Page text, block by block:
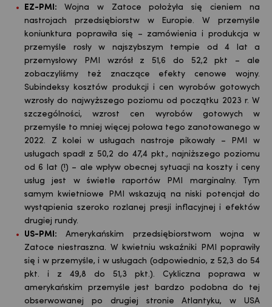
EZ-PMI: Wojna w Zatoce położyła się cieniem na
nastrojach przedsiębiorstw w Europie. W przemyśle
koniunktura poprawiła się – zamówienia i produkcja w
przemyśle rosły w najszybszym tempie od 4 lat a
przemysłowy PMI wzrósł z 51,6 do 52,2 pkt – ale
zobaczyliśmy też znaczące efekty cenowe wojny.
Subindeksy kosztów produkcji i cen wyrobów gotowych
wzrosły do najwyższego poziomu od początku 2023 r. W
szczególności, wzrost cen wyrobów gotowych w
przemyśle to mniej więcej połowa tego zanotowanego w
2022. Z kolei w usługach nastroje pikowały – PMI w
usługach spadł z 50,2 do 47,4 pkt., najniższego poziomu
od 6 lat (!) – ale wpływ obecnej sytuacji na koszty i ceny
usług jest w świetle raportów PMI marginalny. Tym
samym kwietniowe PMI wskazują na niski potencjał do
wystąpienia szeroko rozlanej presji inflacyjnej i efektów
drugiej rundy.
US-PMI: Amerykańskim przedsiębiorstwom wojna w
Zatoce niestraszna. W kwietniu wskaźniki PMI poprawiły
się i w przemyśle, i w usługach (odpowiednio, z 52,3 do 54
pkt. i z 49,8 do 51,3 pkt.). Cykliczna poprawa w
amerykańskim przemyśle jest bardzo podobna do tej
obserwowanej po drugiej stronie Atlantyku, w USA